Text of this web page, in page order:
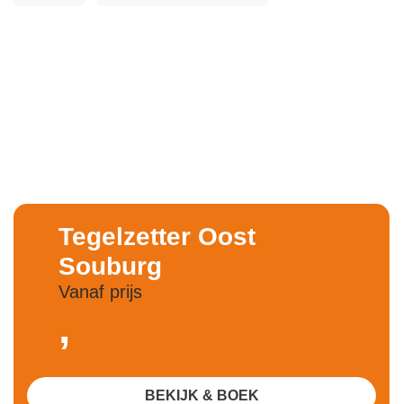
Tegelzetter Oost
Souburg
Vanaf prijs
,
BEKIJK & BOEK